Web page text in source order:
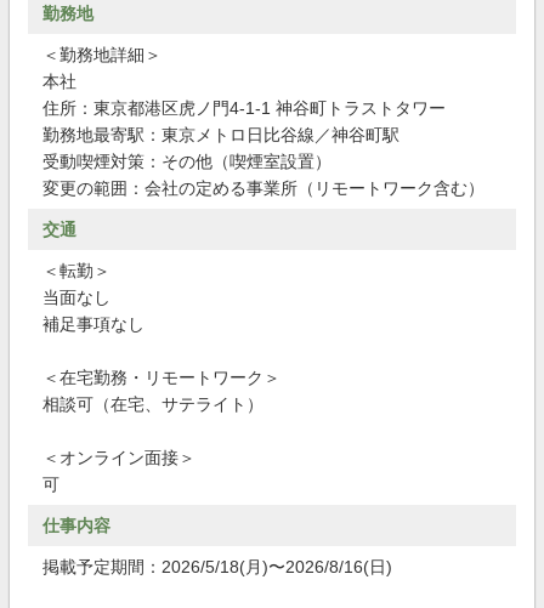
勤務地
＜勤務地詳細＞
本社
住所：東京都港区虎ノ門4-1-1 神谷町トラストタワー
勤務地最寄駅：東京メトロ日比谷線／神谷町駅
受動喫煙対策：その他（喫煙室設置）
変更の範囲：会社の定める事業所（リモートワーク含む）
交通
＜転勤＞
当面なし
補足事項なし
＜在宅勤務・リモートワーク＞
相談可（在宅、サテライト）
＜オンライン面接＞
可
仕事内容
掲載予定期間：2026/5/18(月)〜2026/8/16(日)